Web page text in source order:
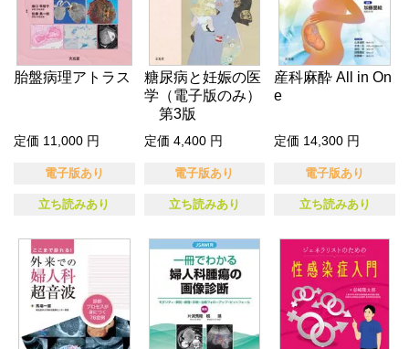
胎盤病理アトラス
定価 11,000 円
電子版あり
立ち読みあり
糖尿病と妊娠の医
学（電子版のみ）
第3版
定価 4,400 円
電子版あり
立ち読みあり
産科麻酔 All in On
e
定価 14,300 円
電子版あり
立ち読みあり